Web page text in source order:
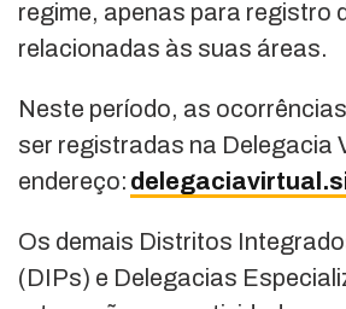
regime, apenas para registro
relacionadas às suas áreas.
Neste período, as
ser registradas na Delegacia
endereço:
Os demais Distritos
(DIPs) e Delegacias